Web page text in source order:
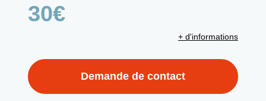
30€
+ d'informations
Demande de contact